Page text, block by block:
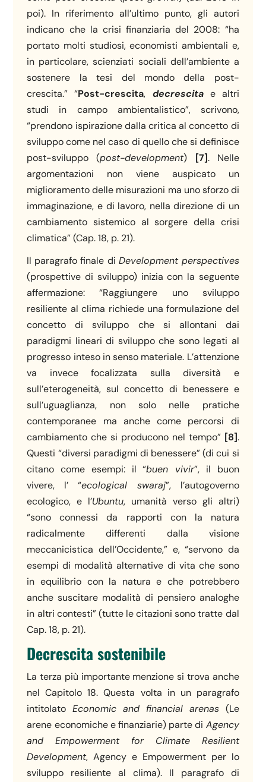
poi). In riferimento all’ultimo punto, gli autori
indicano che la crisi finanziaria del 2008: “ha
portato molti studiosi, economisti ambientali e,
in particolare, scienziati sociali dell’ambiente a
sostenere la tesi del mondo della post-
crescita.” “Post-crescita, decrescita e altri
studi in campo ambientalistico”, scrivono,
“prendono ispirazione dalla critica al concetto di
sviluppo come nel caso di quello che si definisce
post-sviluppo (post-development) [7]. Nelle
argomentazioni non viene auspicato un
miglioramento delle misurazioni ma uno sforzo di
immaginazione, e di lavoro, nella direzione di un
cambiamento sistemico al sorgere della crisi
climatica” (Cap. 18, p. 21).
Il paragrafo finale di Development perspectives
(prospettive di sviluppo) inizia con la seguente
affermazione: “Raggiungere uno sviluppo
resiliente al clima richiede una formulazione del
concetto di sviluppo che si allontani dai
paradigmi lineari di sviluppo che sono legati al
progresso inteso in senso materiale. L’attenzione
va invece focalizzata sulla diversità e
sull’eterogeneità, sul concetto di benessere e
sull’uguaglianza, non solo nelle pratiche
contemporanee ma anche come percorsi di
cambiamento che si producono nel tempo” [8].
Questi “diversi paradigmi di benessere” (di cui si
citano come esempi: il “buen vivir”, il buon
vivere, l’ “ecological swaraj”, l’autogoverno
ecologico, e l’Ubuntu, umanità verso gli altri)
“sono connessi da rapporti con la natura
radicalmente differenti dalla visione
meccanicistica dell’Occidente,” e, “servono da
esempi di modalità alternative di vita che sono
in equilibrio con la natura e che potrebbero
anche suscitare modalità di pensiero analoghe
in altri contesti” (tutte le citazioni sono tratte dal
Cap. 18, p. 21).
Decrescita sostenibile
La terza più importante menzione si trova anche
nel Capitolo 18. Questa volta in un paragrafo
intitolato Economic and financial arenas (Le
arene economiche e finanziarie) parte di Agency
and Empowerment for Climate Resilient
Development, Agency e Empowerment per lo
sviluppo resiliente al clima). Il paragrafo di